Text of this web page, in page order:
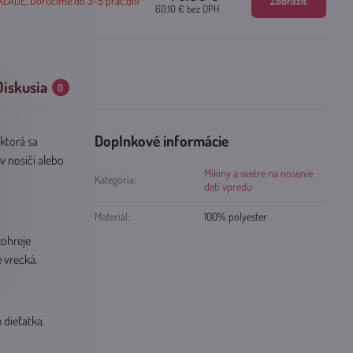
0
sa
nosiči alebo
dieťatka.
Doplnkové informácie
Kategória:
Mikiny a svetre na nosenie
detí vpredu
Materiál: 100% polyester
60.10 € bez DPH